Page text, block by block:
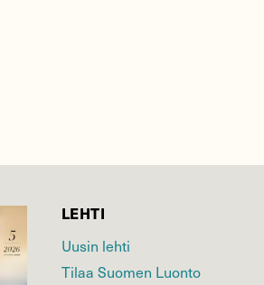
LEHTI
Uusin lehti
Tilaa Suomen Luonto